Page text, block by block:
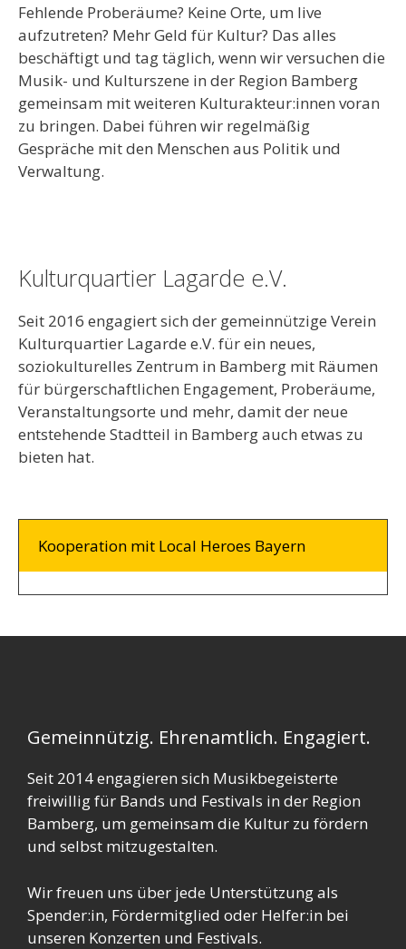
Fehlende Proberäume? Keine Orte, um live
aufzutreten? Mehr Geld für Kultur? Das alles
beschäftigt und tag täglich, wenn wir versuchen die
Musik- und Kulturszene in der Region Bamberg
gemeinsam mit weiteren Kulturakteur:innen voran
zu bringen. Dabei führen wir regelmäßig
Gespräche mit den Menschen aus Politik und
Verwaltung.
Kulturquartier Lagarde e.V.
Seit 2016 engagiert sich der gemeinnützige Verein
Kulturquartier Lagarde e.V. für ein neues,
soziokulturelles Zentrum in Bamberg mit Räumen
für bürgerschaftlichen Engagement, Proberäume,
Veranstaltungsorte und mehr, damit der neue
entstehende Stadtteil in Bamberg auch etwas zu
bieten hat.
Kooperation mit Local Heroes Bayern
Gemeinnützig. Ehrenamtlich. Engagiert.
Seit 2014 engagieren sich Musikbegeisterte
freiwillig für Bands und Festivals in der Region
Bamberg, um gemeinsam die Kultur zu fördern
und selbst mitzugestalten.
Wir freuen uns über jede Unterstützung als
Spender:in, Fördermitglied oder Helfer:in bei
unseren Konzerten und Festivals.